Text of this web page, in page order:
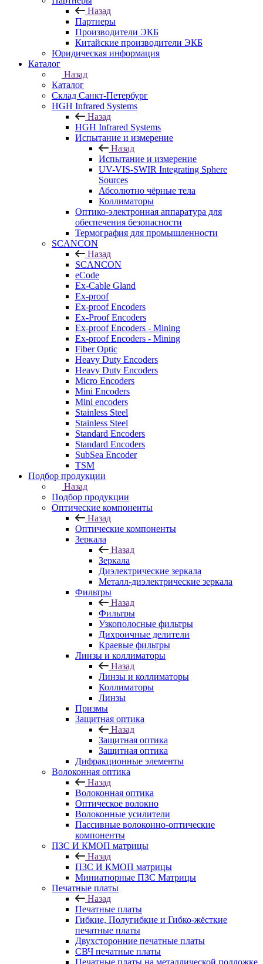
Назад
Партнеры
Производители ЭКБ
Китайские производители ЭКБ
Юридическая информация
Каталог
Назад
Каталог
Cклад Санкт-Петербург
HGH Infrared Systems
Назад
HGH Infrared Systems
Испытание и измерение
Назад
Испытание и измерение
UV-VIS-SWIR Integrating Sphere
Sources
Абсолютно чёрные тела
Коллиматоры
Оптико-электронная аппаратура для
обеспечения безопасности
Термография для промышленности
SCANCON
Назад
SCANCON
eCode
Ex-Cable Gland
Ex-proof
Ex-proof Encoders
Ex-Proof Encoders
Ex-proof Encoders - Mining
Ex-proof Encoders - Mining
Fiber Optic
Heavy Duty Encoders
Heavy Duty Encoders
Micro Encoders
Mini Encoders
Mini encoders
Stainless Steel
Stainless Steel
Standard Encoders
Standard Encoders
SubSea Encoder
TSM
Подбор продукции
Назад
Подбор продукции
Оптические компоненты
Назад
Оптические компоненты
Зеркала
Назад
Зеркала
Диэлектрические зеркала
Металл-диэлектрические зеркала
Фильтры
Назад
Фильтры
Узкополосные фильтры
Дихроичные делители
Краевые фильтры
Линзы и коллиматоры
Назад
Линзы и коллиматоры
Коллиматоры
Линзы
Призмы
Защитная оптика
Назад
Защитная оптика
Защитная оптика
Дифракционные элементы
Волоконная оптика
Назад
Волоконная оптика
Оптическое волокно
Волоконные усилители
Пассивные волоконно-оптические
компоненты
ПЗС И КМОП матрицы
Назад
ПЗС И КМОП матрицы
Миниатюрные ПЗС Матрицы
Печатные платы
Назад
Печатные платы
Гибкие, Полугибкие и Гибко-жёсткие
печатные платы
Двухсторонние печатные платы
СВЧ печатные платы
Печатные платы на металлической подложке